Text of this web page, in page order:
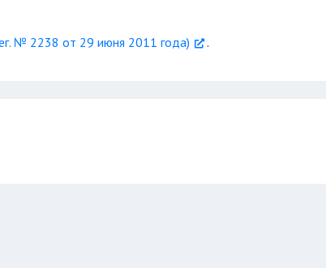
№ 2238 от 29 июня 2011 года) .